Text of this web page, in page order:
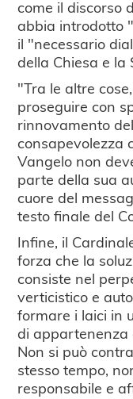
come il discorso
abbia introdotto
il "necessario
della Chiesa e la
"Tra le altre
proseguire con
rinnovamento
consapevolezza
Vangelo non
parte della sua
cuore del
testo finale del
Infine, il
forza che la
consiste nel
verticistico e
formare i laici in
di appartenenza
Non si può
stesso tempo,
responsabile e